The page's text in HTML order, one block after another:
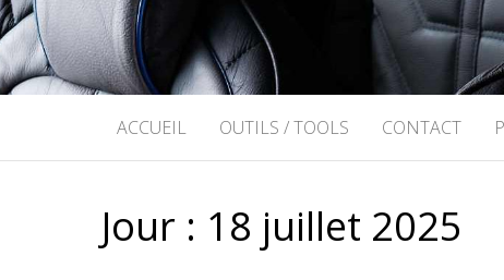
ACCUEIL OUTILS / TOOLS CONTACT
Jour : 18 juillet 2025